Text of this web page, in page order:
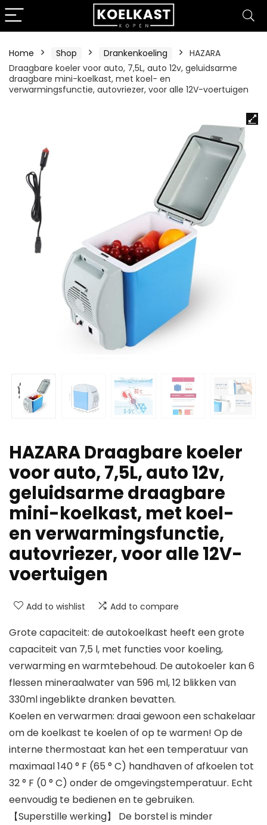
Home Shop Drankenkoeling
HAZARA
Draagbare koeler voor auto, 7,5L, auto 12v, geluidsarme
draagbare mini-koelkast, met koel- en
verwarmingsfunctie, autovriezer, voor alle 12V-voertuigen
HAZARA Draagbare koeler
voor auto, 7,5L, auto 12v,
geluidsarme draagbare
mini-koelkast, met koel-
en verwarmingsfunctie,
autovriezer, voor alle 12V-
voertuigen
Add to wishlist Add to compare
Grote capaciteit: de autokoelkast heeft een grote
capaciteit van 7,5 l, met functies voor koeling,
verwarming en warmtebehoud. De autokoeler kan 6
flessen mineraalwater van 596 ml, 12 blikken van
330ml ingeblikte dranken bevatten.
Koelen en verwarmen: draai gewoon een schakelaar
om de koelkast te koelen of op te warmen! Op de
interne thermostaat kan het een temperatuur van
maximaal 140 ° F (65 ° C) handhaven of afkoelen tot
32 ° F (0 ° C) onder de omgevingstemperatuur. Echt
eenvoudig te bedienen en te gebruiken.
【Superstille werking】 De borstel is minder